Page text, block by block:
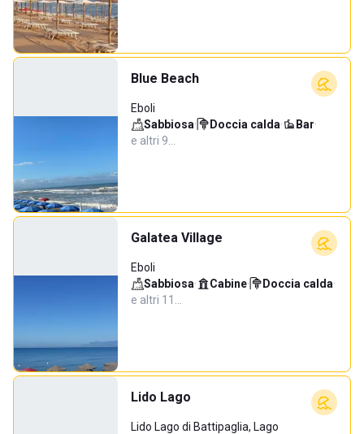
Blue Beach
Eboli
Sabbiosa· Doccia calda· Bar·
e altri 9…
Galatea Village
Eboli
Sabbiosa· Cabine· Doccia calda·
e altri 11…
Lido Lago
Lido Lago di Battipaglia, Lago